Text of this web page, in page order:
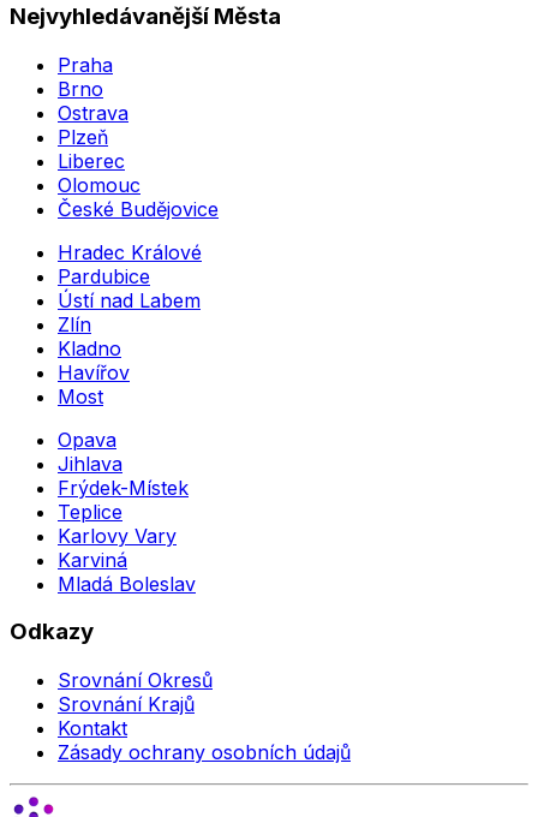
Nejvyhledávanější Města
Praha
Brno
Ostrava
Plzeň
Liberec
Olomouc
České Budějovice
Hradec Králové
Pardubice
Ústí nad Labem
Zlín
Kladno
Havířov
Most
Opava
Jihlava
Frýdek-Místek
Teplice
Karlovy Vary
Karviná
Mladá Boleslav
Odkazy
Srovnání Okresů
Srovnání Krajů
Kontakt
Zásady ochrany osobních údajů